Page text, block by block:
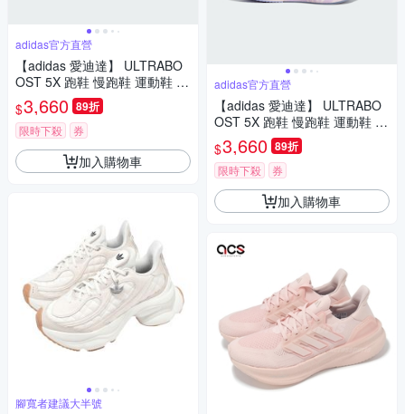
adidas官方直營
【adidas 愛迪達】 ULTRABO
OST 5X 跑鞋 慢跑鞋 運動鞋 女
鞋 JH9022
$3,660 89折
限時下殺 券
加入購物車
腳寬者建議大半號
adidas官方直營
【adidas 愛迪達】 ULTRABO
OST 5X 跑鞋 慢跑鞋 運動鞋 女
鞋 JI1513
$3,660 89折
限時下殺 券
加入購物車